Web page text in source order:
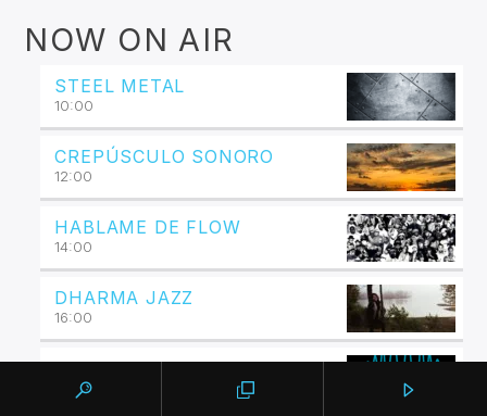
NOW ON AIR
STEEL METAL
10:00
CREPÚSCULO SONORO
12:00
HABLAME DE FLOW
14:00
DHARMA JAZZ
16:00
INTERFACES
18:00